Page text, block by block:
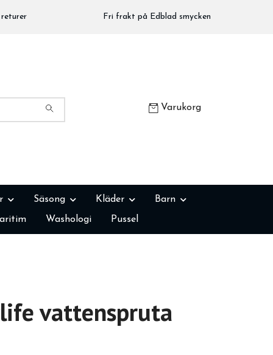
Fri frakt på Edblad smycken
Varukorg
Säsong Kläder Barn
Washologi Pussel
vattenspruta